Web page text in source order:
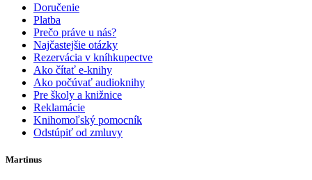
Doručenie
Platba
Prečo práve u nás?
Najčastejšie otázky
Rezervácia v kníhkupectve
Ako čítať e-knihy
Ako počúvať audioknihy
Pre školy a knižnice
Reklamácie
Knihomoľský pomocník
Odstúpiť od zmluvy
Martinus